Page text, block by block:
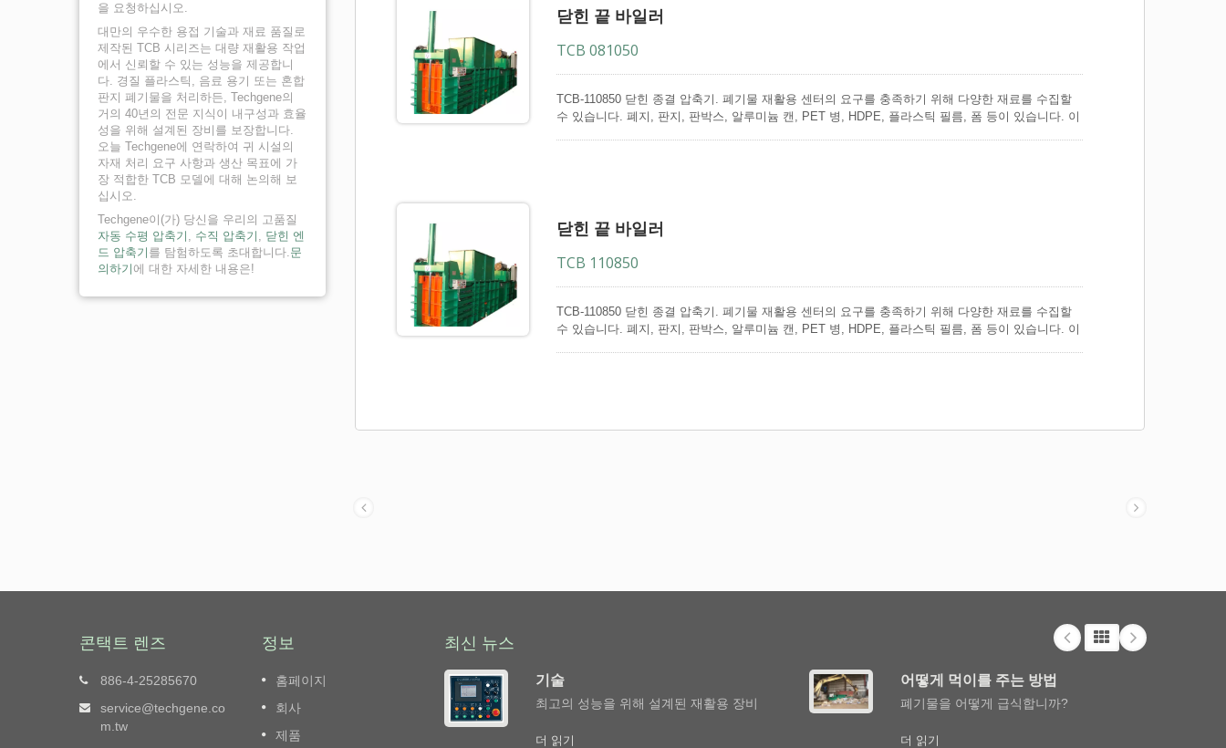
을 요청하십시오.
대만의 우수한 용접 기술과 재료 품질로
제작된 TCB 시리즈는 대량 재활용 작업
에서 신뢰할 수 있는 성능을 제공합니
다. 경질 플라스틱, 음료 용기 또는 혼합
판지 폐기물을 처리하든, Techgene의
거의 40년의 전문 지식이 내구성과 효율
성을 위해 설계된 장비를 보장합니다.
오늘 Techgene에 연락하여 귀 시설의
자재 처리 요구 사항과 생산 목표에 가
장 적합한 TCB 모델에 대해 논의해 보
십시오.
Techgene이(가) 당신을 우리의 고품질
자동 수평 압축기 , 수직 압축기 , 닫힌 엔
드 압축기 를 탐험하도록 초대합니다.문
의하기 에 대한 자세한 내용은!
닫힌 끝 바일러
TCB 081050
TCB-110850 닫힌 종결 압축기. 폐기물 재활용 센터의 요구를 충족하기 위해 다양한 재료를 수집할
수 있습니다. 폐지, 판지, 판박스, 알루미늄 캔, PET 병, HDPE, 플라스틱 필름, 폼 등이 있습니다. 이
동 타이를 제공합니다. <strong>TCB-081050</strong>는 폼이나 PET 병과 같이 공기가 들어 있는
강력하게 팽창하는 재료를 압축하기 위해 특별히 설계되었습니다. 강력한 37 kW 모터와 강철 와이
어로 수동 5중 스트랩핑이 가능하여 이 기계는 어려운 재료를 압축하는 데 완벽합니다. 운전 패널
의 위치와 호퍼의 모양은 각 고객의 실제 운전 요구를 충족시키기 위해 수정될 수 있습니다.
닫힌 끝 바일러
TCB 110850
TCB-110850 닫힌 종결 압축기. 폐기물 재활용 센터의 요구를 충족하기 위해 다양한 재료를 수집할
수 있습니다. 폐지, 판지, 판박스, 알루미늄 캔, PET 병, HDPE, 플라스틱 필름, 폼 등이 있습니다. 이
동 타이를 제공합니다. <strong>TCB-081050</strong>는 폼이나 PET 병과 같이 공기가 들어 있는
콘택트 렌즈
886-4-25285670
service@techgene.co
m.tw
정보
홈페이지
회사
제품
최신 뉴스
TB-0708 시리즈 - 자동 수평 압축기는
요구 사항을 충족시키기 위해 단단하
게 압축합니다
기술
최고의 성능을 위해 설계된 재활용 장비
더 읽기
어떻게 먹이를 주는 방법
폐기물을 어떻게 급식합니까?
더 읽기